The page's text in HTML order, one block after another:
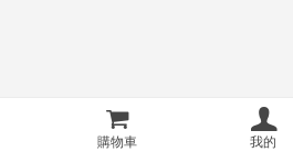
購物車 我的